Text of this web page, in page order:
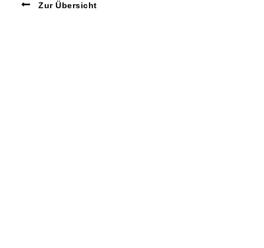
Zur Übersicht